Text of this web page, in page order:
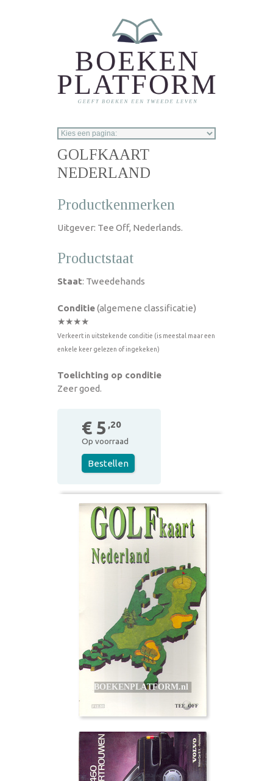
GOLFKAART
NEDERLAND
Productkenmerken
Uitgever: Tee Off, Nederlands.
Productstaat
Staat: Tweedehands
Conditie(algemene classificatie)
★★★★
Verkeert in uitstekende conditie (is meestal maar een
enkele keer gelezen of ingekeken)
Toelichting op conditie
Zeer goed.
€ 5 ,20
Op voorraad
Bestellen